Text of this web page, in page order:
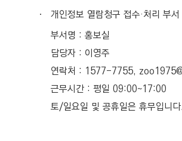
ㆍ
개인정보 열람청구 접수·처리 부서
부서명 : 홍보실
담당자 : 이영주
연락처 : 1577-7755,
근무시간 : 평일 09:00~17:00
토/일요일 및 공휴일은 휴무입니다.